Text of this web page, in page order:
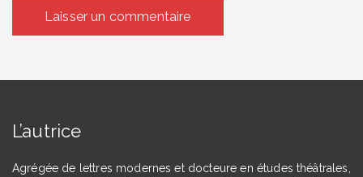
L’autrice
Agrégée de lettres modernes et docteure en études théâtrales,